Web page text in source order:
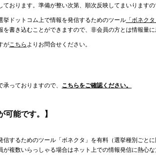
おります。準備が整い次第、順次反映してまいりますの
ドットコム上で情報を発信するためのツール「ボネクタ
書き込むことができますので、非会員の方とは情報量に
がこちら よりお問合せください。
っておりますので、 こちらをご確認ください。
可能です。】
するためのツール「ボネクタ」を有料（選挙種別ごと
複数いらっしゃる場合はネット上での情報発信に熱心